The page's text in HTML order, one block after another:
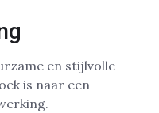
en stijlvolle
is naar een